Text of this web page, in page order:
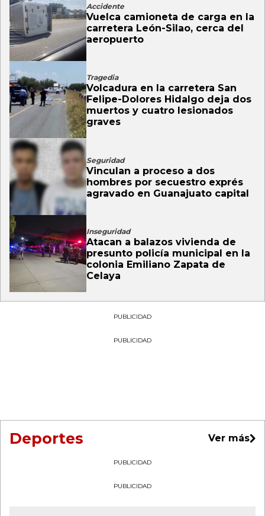
Accidente
Vuelca camioneta de carga en la
carretera León-Silao, cerca del
aeropuerto
Tragedia
Volcadura en la carretera San
Felipe-Dolores Hidalgo deja dos
muertos y cuatro lesionados
graves
Seguridad
Vinculan a proceso a dos
hombres por secuestro exprés
agravado en Guanajuato capital
Inseguridad
Atacan a balazos vivienda de
presunto policía municipal en la
colonia Emiliano Zapata de
Celaya
PUBLICIDAD
PUBLICIDAD
Deportes Ver más
PUBLICIDAD
PUBLICIDAD